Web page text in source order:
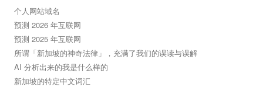
个人网站域名
预测 2026 年互联网
预测 2025 年互联网
所谓「新加坡的神奇法律」，充满了我们的误读与误解
AI 分析出来的我是什么样的
新加坡的特定中文词汇